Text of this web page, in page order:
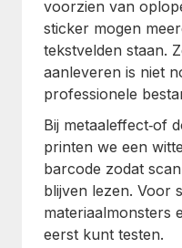
voorzien van
sticker mogen
tekstvelden staan.
aanleveren is niet
professionele
Bij metaaleffect‑of
printen we een
barcode zodat
blijven lezen. Voor
materiaalmonsters
eerst kunt testen.